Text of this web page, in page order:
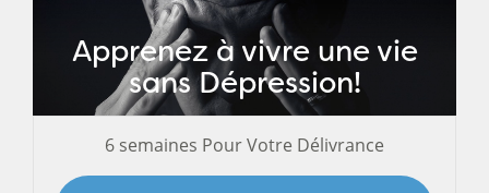
Apprenez à vivre une vie
sans Dépression!
6 semaines Pour Votre Délivrance